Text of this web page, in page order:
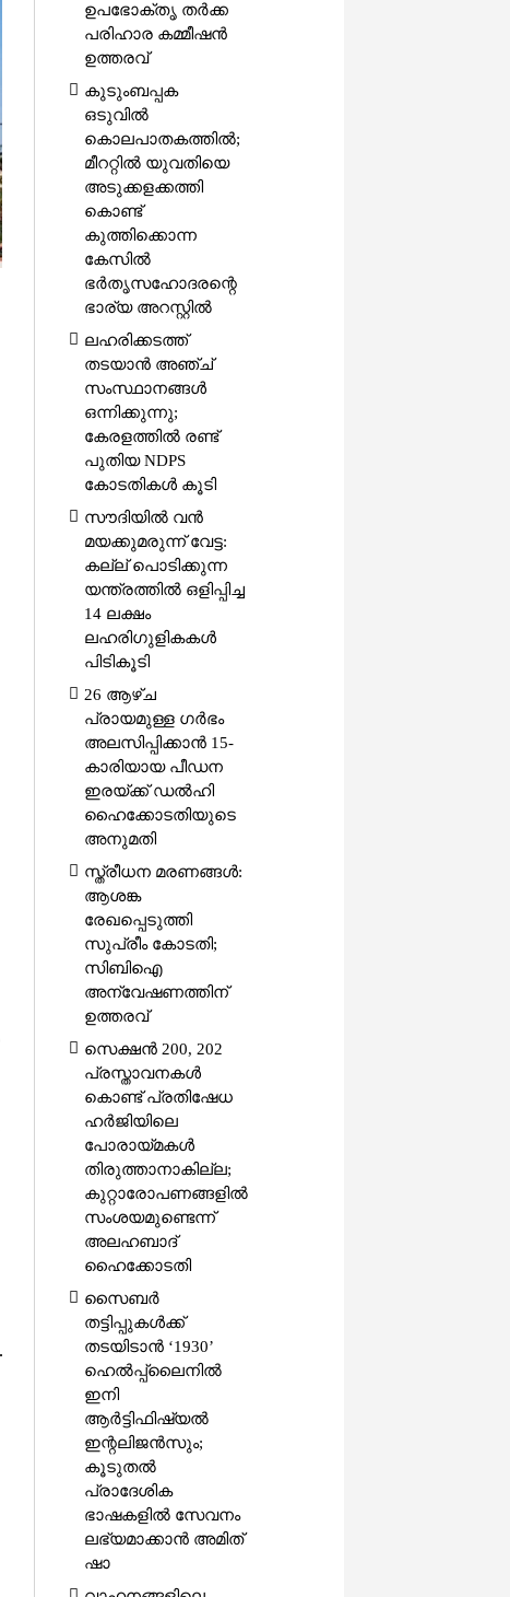
ഉപഭോക്തൃ തർക്ക
പരിഹാര കമ്മീഷൻ
ഉത്തരവ്
കുടുംബപ്പക
ഒടുവിൽ
കൊലപാതകത്തിൽ;
മീററ്റിൽ യുവതിയെ
അടുക്കളക്കത്തി
കൊണ്ട്
കുത്തിക്കൊന്ന
കേസിൽ
ഭർതൃസഹോദരന്റെ
ഭാര്യ അറസ്റ്റിൽ
ലഹരിക്കടത്ത്
തടയാൻ അഞ്ച്
സംസ്ഥാനങ്ങൾ
ഒന്നിക്കുന്നു;
കേരളത്തിൽ രണ്ട്
പുതിയ NDPS
കോടതികൾ കൂടി
സൗദിയിൽ വൻ
മയക്കുമരുന്ന് വേട്ട:
കല്ല് പൊടിക്കുന്ന
യന്ത്രത്തിൽ ഒളിപ്പിച്ച
14 ലക്ഷം
ലഹരിഗുളികകൾ
പിടികൂടി
26 ആഴ്ച
പ്രായമുള്ള ഗർഭം
അലസിപ്പിക്കാൻ 15-
കാരിയായ പീഡന
ഇരയ്ക്ക് ഡൽഹി
ഹൈക്കോടതിയുടെ
അനുമതി
സ്ത്രീധന മരണങ്ങൾ:
ആശങ്ക
രേഖപ്പെടുത്തി
സുപ്രീം കോടതി;
സിബിഐ
അന്വേഷണത്തിന്
ഉത്തരവ്
സെക്ഷൻ 200, 202
പ്രസ്താവനകൾ
കൊണ്ട് പ്രതിഷേധ
ഹർജിയിലെ
പോരായ്മകൾ
തിരുത്താനാകില്ല;
കുറ്റാരോപണങ്ങളിൽ
സംശയമുണ്ടെന്ന്
അലഹബാദ്
ഹൈക്കോടതി
സൈബർ
തട്ടിപ്പുകൾക്ക്
തടയിടാൻ ‘1930’
ഹെൽപ്പ്‌ലൈനിൽ
ഇനി
ആർട്ടിഫിഷ്യൽ
ഇന്റലിജൻസും;
കൂടുതൽ
പ്രാദേശിക
ഭാഷകളിൽ സേവനം
ലഭ്യമാക്കാൻ അമിത്
ഷാ